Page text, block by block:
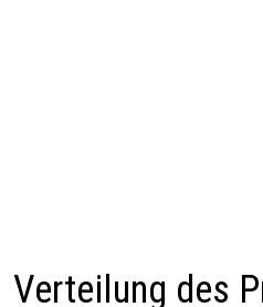
Verteilung des